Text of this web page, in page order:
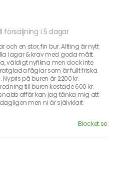
försäljning i 5 dagar
och en stor, fin bur. Allting är nytt
lagar & krav med goda mått.
väldigt nyfikna men dock inte
fåglar som är fullt friska.
på buren är 2200 kr.
till buren kostade 600 kr.
affär kan jag tänka mig att
men ni är självklart
Blocket.se